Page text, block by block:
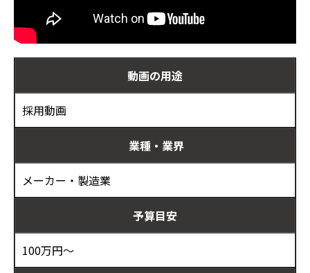
動画の用途
採用動画
業種・業界
メーカー・製造業
予算目安
100万円～